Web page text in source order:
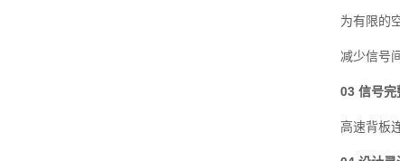
为有限的空
减少信号间
03 信号完
高速背板连